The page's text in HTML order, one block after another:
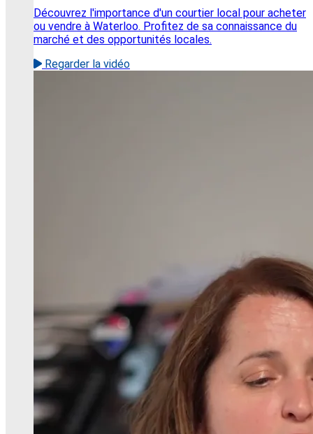
Découvrez l'importance d'un courtier local pour acheter
ou vendre à Waterloo. Profitez de sa connaissance du
marché et des opportunités locales.
Regarder la vidéo